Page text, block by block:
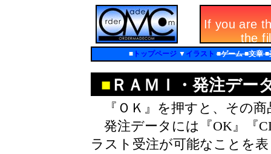
■トップページ▼ イラスト ■ゲーム ■文章
■ ＲＡＭＩ・発注デー
『ＯＫ』を押すと、その
発注データには『OK』『
ラスト受注が可能なことを